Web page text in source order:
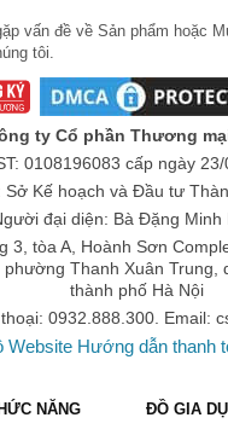
Innisfree hiện đang cung
được chia thành 3 dòng
chăm sóc da, sản phẩm
điểm.
sóc dương da
Innisfree tro núi lửa
Innisfree cho da mụn Bija
chống oxy hóa và ngăn
Pomegranate Revitalizing
vấn đề về Sản phẩm hoặc
tôi.
ty Cổ phần Thương
0108196083 cấp ngày
Sở Kế hoạch và Đầu tư
đại diện: Bà Đặng Minh
3, tòa A, Hoành Sơn
Thanh Xuân Trung,
thành phố Hà Nội
0932.888.300. Email:
Website Hướng dẫn thanh
NĂNG ĐỒ GIA